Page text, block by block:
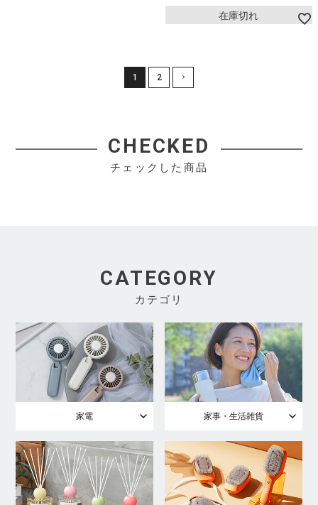
在庫切れ
1 2
CHECKED
チェックした商品
CATEGORY
カテゴリ
家電 家事・生活雑貨